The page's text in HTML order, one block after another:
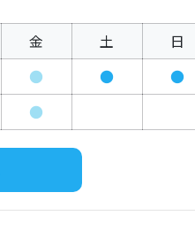
金 土 日
● ● ●
●